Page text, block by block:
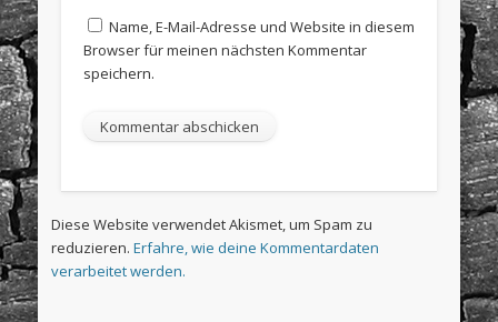
Name, E-Mail-Adresse und Website in diesem
Browser für meinen nächsten Kommentar
speichern.
Diese Website verwendet Akismet, um Spam zu
reduzieren.Erfahre, wie deine Kommentardaten
verarbeitet werden.